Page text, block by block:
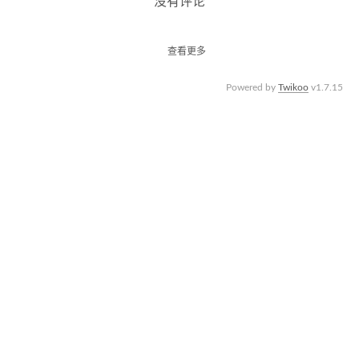
查看更多
Powered by Twikoo v1.7.15